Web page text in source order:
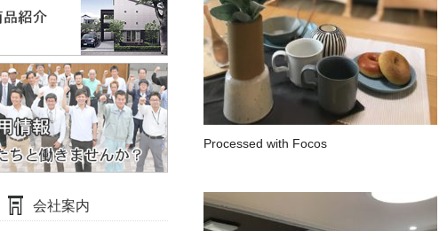
Processed with Focos
会社案内